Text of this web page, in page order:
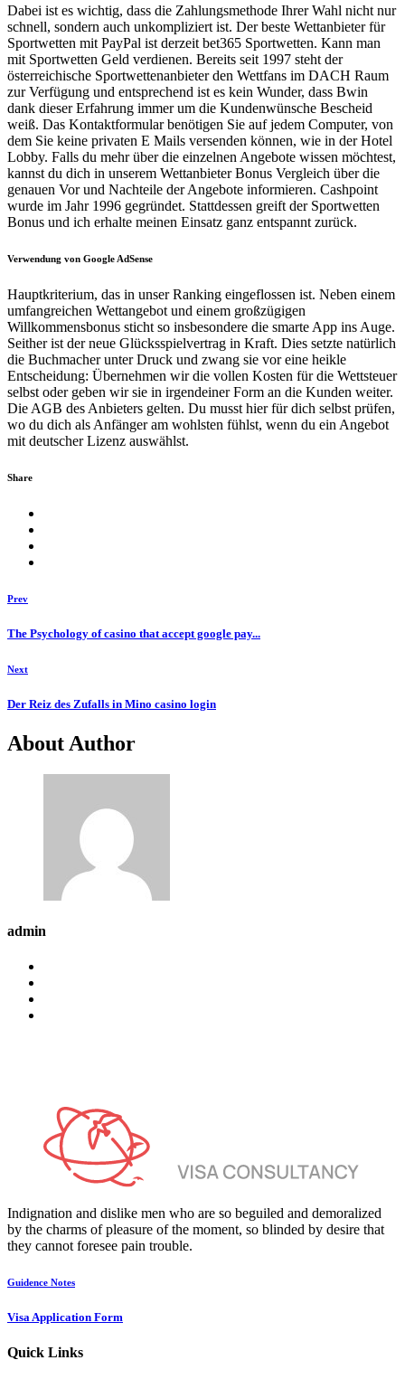
Dabei ist es wichtig, dass die Zahlungsmethode Ihrer Wahl nicht nur
schnell, sondern auch unkompliziert ist. Der beste Wettanbieter für
Sportwetten mit PayPal ist derzeit bet365 Sportwetten. Kann man
mit Sportwetten Geld verdienen. Bereits seit 1997 steht der
österreichische Sportwettenanbieter den Wettfans im DACH Raum
zur Verfügung und entsprechend ist es kein Wunder, dass Bwin
dank dieser Erfahrung immer um die Kundenwünsche Bescheid
weiß. Das Kontaktformular benötigen Sie auf jedem Computer, von
dem Sie keine privaten E Mails versenden können, wie in der Hotel
Lobby. Falls du mehr über die einzelnen Angebote wissen möchtest,
kannst du dich in unserem Wettanbieter Bonus Vergleich über die
genauen Vor und Nachteile der Angebote informieren. Cashpoint
wurde im Jahr 1996 gegründet. Stattdessen greift der Sportwetten
Bonus und ich erhalte meinen Einsatz ganz entspannt zurück.
Verwendung von Google AdSense
Hauptkriterium, das in unser Ranking eingeflossen ist. Neben einem
umfangreichen Wettangebot und einem großzügigen
Willkommensbonus sticht so insbesondere die smarte App ins Auge.
Seither ist der neue Glücksspielvertrag in Kraft. Dies setzte natürlich
die Buchmacher unter Druck und zwang sie vor eine heikle
Entscheidung: Übernehmen wir die vollen Kosten für die Wettsteuer
selbst oder geben wir sie in irgendeiner Form an die Kunden weiter.
Die AGB des Anbieters gelten. Du musst hier für dich selbst prüfen,
wo du dich als Anfänger am wohlsten fühlst, wenn du ein Angebot
mit deutscher Lizenz auswählst.
Share
Prev
The Psychology of casino that accept google pay...
Next
Der Reiz des Zufalls in Mino casino login
About Author
admin
Indignation and dislike men who are so beguiled and demoralized
by the charms of pleasure of the moment, so blinded by desire that
they cannot foresee pain trouble.
Guidence Notes
Visa Application Form
Quick Links